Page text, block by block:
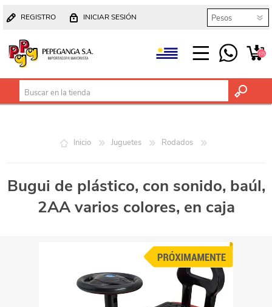
REGISTRO INICIAR SESIÓN
(0)
Inicio Juguetes Rodados
Bugui de plástico, con sonido, baúl,
2AA varios colores, en caja